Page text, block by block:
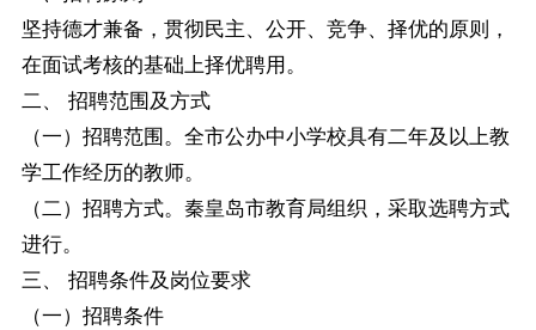
坚持德才兼备，贯彻民主、公开、竞争、择优的原则，
在面试考核的基础上择优聘用。
二、 招聘范围及方式
（一）招聘范围。全市公办中小学校具有二年及以上教
学工作经历的教师。
（二）招聘方式。秦皇岛市教育局组织，采取选聘方式
进行。
三、 招聘条件及岗位要求
（一）招聘条件